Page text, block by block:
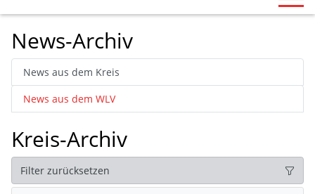
News-Archiv
News aus dem Kreis
News aus dem WLV
Kreis-Archiv
Filter zurücksetzen